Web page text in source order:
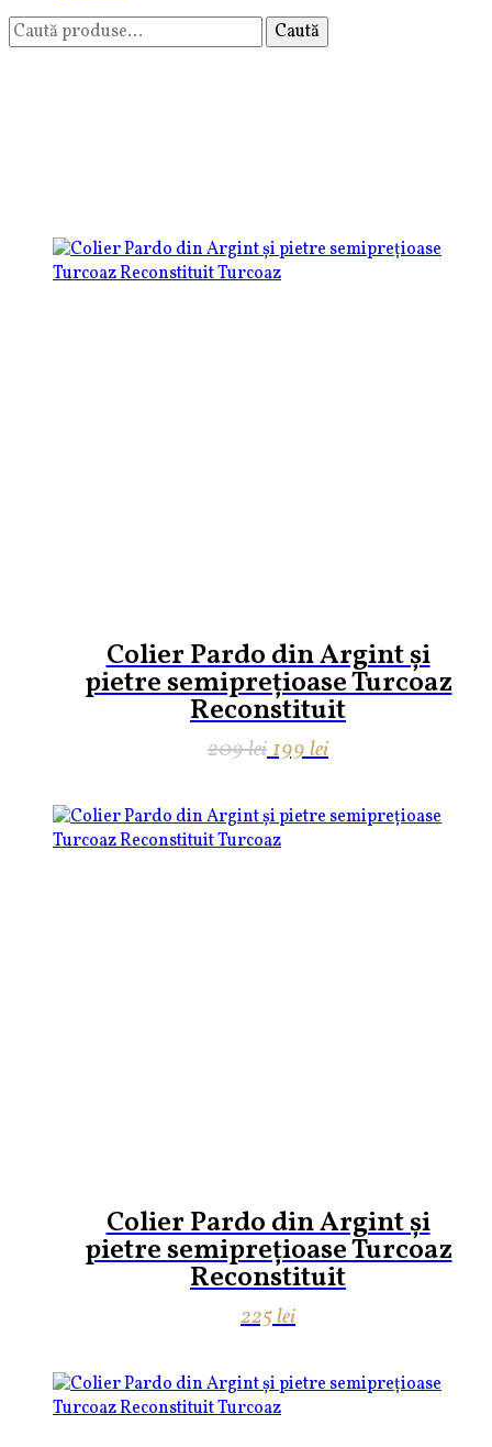
Caută
după:
Caută
Colier Pardo din Argint și
pietre semiprețioase Turcoaz
Reconstituit
209lei Prețul
inițial
fost:
209 lei.
199leiPrețul
curent
199 lei.
Colier Pardo din Argint și
pietre semiprețioase Turcoaz
Reconstituit
225lei